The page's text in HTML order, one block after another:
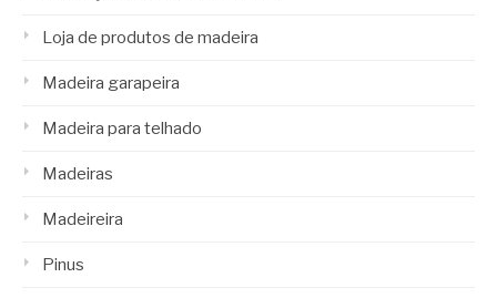
Loja de produtos de madeira
Madeira garapeira
Madeira para telhado
Madeiras
Madeireira
Pinus